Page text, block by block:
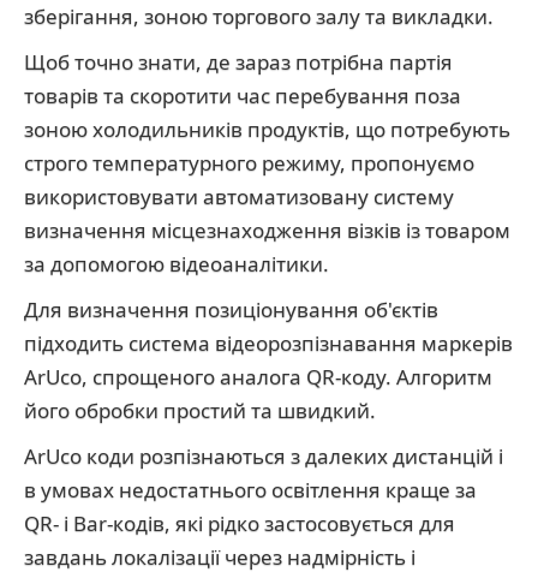
зберігання, зоною торгового залу та викладки.
Щоб точно знати, де зараз потрібна партія
товарів та скоротити час перебування поза
зоною холодильників продуктів, що потребують
строго температурного режиму, пропонуємо
використовувати автоматизовану систему
визначення місцезнаходження візків із товаром
за допомогою відеоаналітики.
Для визначення позиціонування об'єктів
підходить система відеорозпізнавання маркерів
ArUco, спрощеного аналога QR-коду. Алгоритм
його обробки простий та швидкий.
ArUco коди розпізнаються з далеких дистанцій і
в умовах недостатнього освітлення краще за
QR- і Bar-кодів, які рідко застосовується для
завдань локалізації через надмірність і